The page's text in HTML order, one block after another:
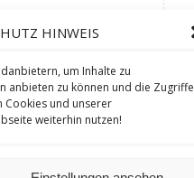
HINWEIS
um Inhalte zu
anbieten zu können und die Zugriffe
Cookies und unserer
weiterhin nutzen!
Sed consequat,
augue velit cursus
magna mi a libero.